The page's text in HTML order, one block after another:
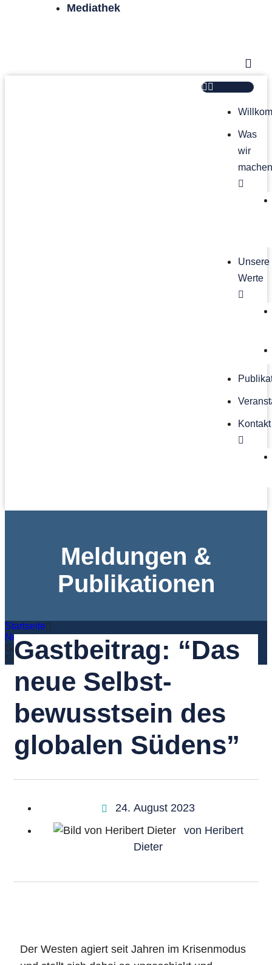
Mediathek
Was
wir
machen
Unsere
Werte
Kontakt
Meldungen &
Publikationen
Startseite
News
Gastbeitrag: “Das neue Selbst­bewusst­sein des globalen
Südens”
Gastbeitrag: “Das
neue Selbst­
bewusst­sein des
globalen Südens”
24. August 2023
von Heribert
Dieter
Der Westen agiert seit Jahren im Krisenmodus